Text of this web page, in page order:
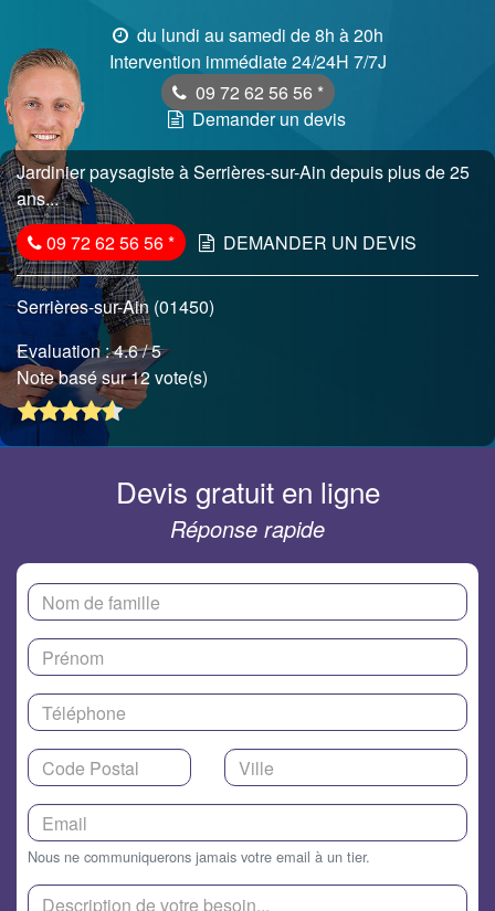
du lundi au samedi de 8h à 20h
Intervention immédiate 24/24H 7/7J
09 72 62 56 56 *
Demander un devis
Jardinier paysagiste à Serrières-sur-Ain depuis plus de 25
ans...
09 72 62 56 56* DEMANDER UN DEVIS
Serrières-sur-Ain (01450)
Evaluation :4.6/ 5
Note basé sur 12 vote(s)
Devis gratuit en ligne
Réponse rapide
Nous ne communiquerons jamais votre email à un tier.